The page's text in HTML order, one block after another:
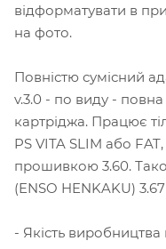
відформатувати в
на фото.
Повністю сумісний
v.3.0 - по виду - повна
картріджа. Працює
PS VITA SLIM або
прошивкою 3.60.
(ENSO HENKAKU)
- Якість виробництва